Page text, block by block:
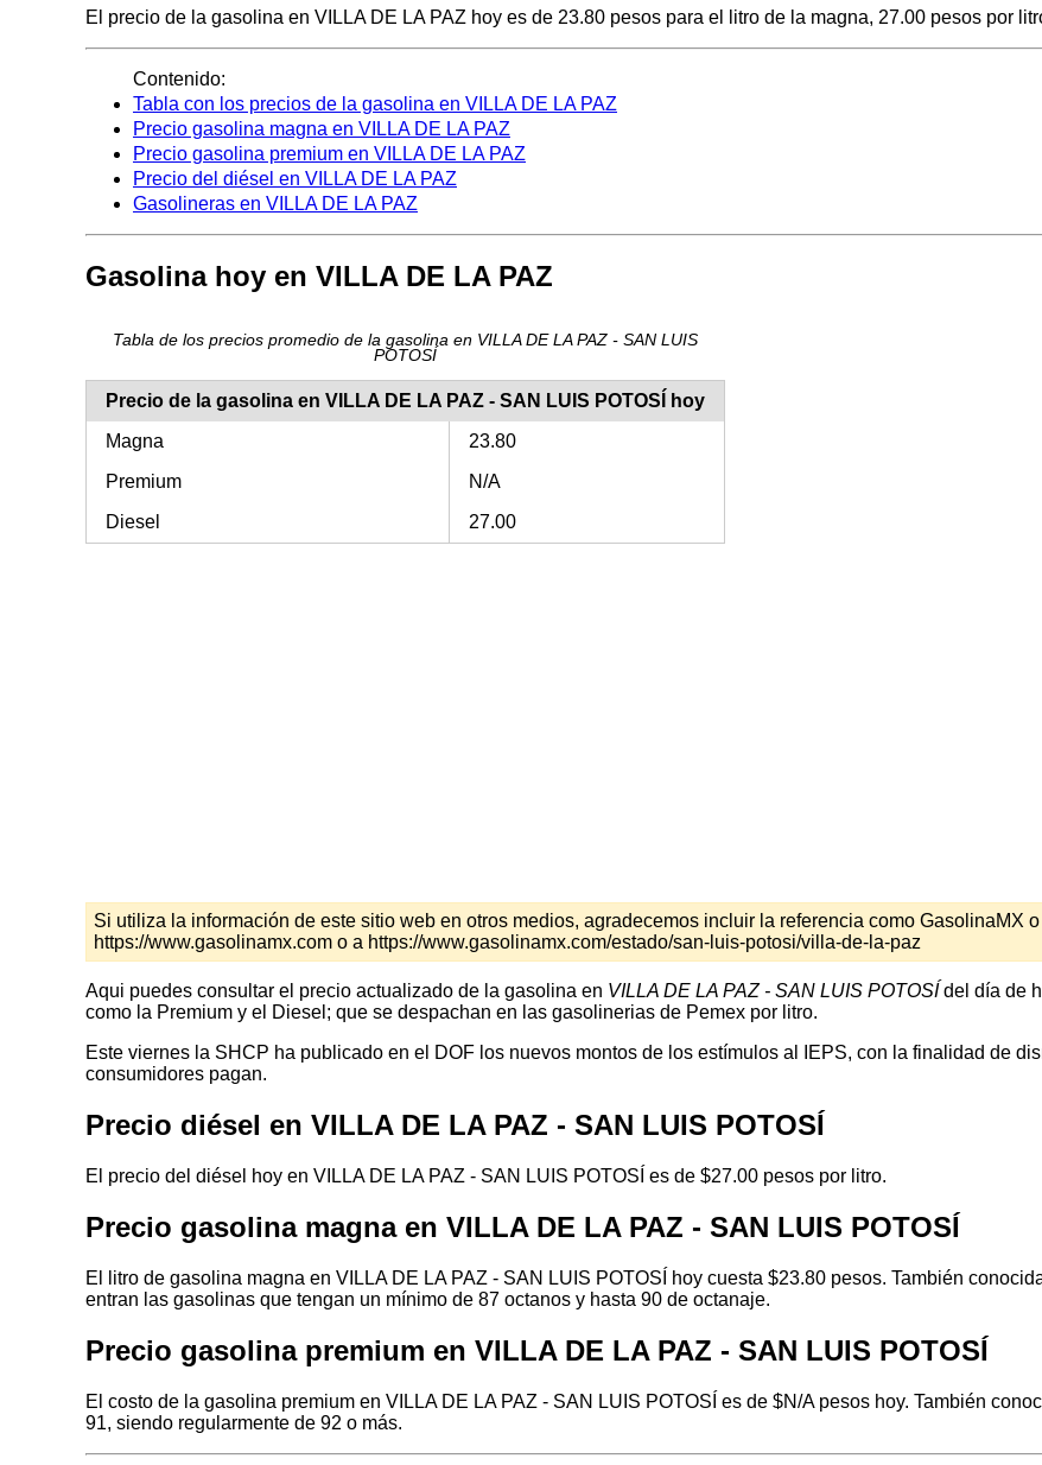
El precio de la gasolina en VILLA DE LA PAZ hoy es de 23.80 pesos para el litro de la magna, 27.00 pesos por
Contenido:
Tabla con los precios de la gasolina en VILLA DE LA PAZ
Precio gasolina magna en VILLA DE LA PAZ
Precio gasolina premium en VILLA DE LA PAZ
Precio del diésel en VILLA DE LA PAZ
Gasolineras en VILLA DE LA PAZ
Gasolina hoy en VILLA DE LA PAZ
Tabla de los precios promedio de la gasolina en VILLA DE LA PAZ - SAN LUIS
POTOSÍ
Precio de la gasolina en VILLA DE LA PAZ - SAN LUIS POTOSÍ hoy
Magna
23.80
Premium
N/A
Diesel
27.00
Si utiliza la información de este sitio web en otros medios, agradecemos incluir la referencia como GasolinaMX
https://www.gasolinamx.com o a https://www.gasolinamx.com/estado/san-luis-potosi/villa-de-la-paz
Aqui puedes consultar el precio actualizado de la gasolina en VILLA DE LA PAZ - SAN LUIS POTOSÍdel día de
como la Premium y el Diesel; que se despachan en las gasolinerias de Pemex por litro.
Este viernes la SHCP ha publicado en el DOF los nuevos montos de los estímulos al IEPS, con la finalidad de
consumidores pagan.
Precio diésel en VILLA DE LA PAZ - SAN LUIS POTOSÍ
El precio del diésel hoy en VILLA DE LA PAZ - SAN LUIS POTOSÍ es de $27.00 pesos por litro.
Precio gasolina magna en VILLA DE LA PAZ - SAN LUIS POTOSÍ
El litro de gasolina magna en VILLA DE LA PAZ - SAN LUIS POTOSÍ hoy cuesta $23.80 pesos. También
entran las gasolinas que tengan un mínimo de 87 octanos y hasta 90 de octanaje.
Precio gasolina premium en VILLA DE LA PAZ - SAN LUIS POTOSÍ
El costo de la gasolina premium en VILLA DE LA PAZ - SAN LUIS POTOSÍ es de $N/A pesos hoy. También
91, siendo regularmente de 92 o más.